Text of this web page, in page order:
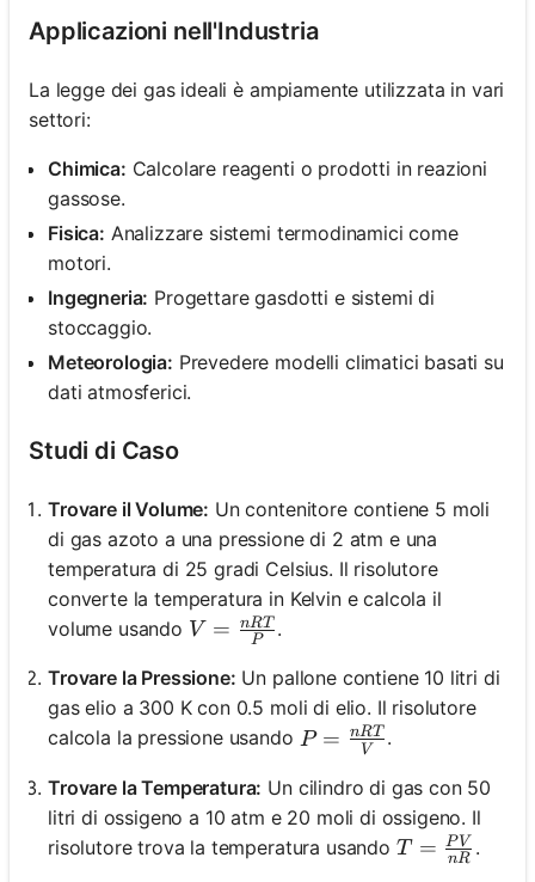
Applicazioni nell'Industria
La legge dei gas ideali è ampiamente utilizzata in vari
settori:
Chimica: Calcolare reagenti o prodotti in reazioni
gassose.
Fisica: Analizzare sistemi termodinamici come
motori.
Ingegneria: Progettare gasdotti e sistemi di
stoccaggio.
Meteorologia: Prevedere modelli climatici basati su
dati atmosferici.
Studi di Caso
Trovare il Volume: Un contenitore contiene 5 moli
di gas azoto a una pressione di 2 atm e una
temperatura di 25 gradi Celsius. Il risolutore
converte la temperatura in Kelvin e calcola il
volume usando V = \frac{nRT}{P}
V = P
nRT .
Trovare la Pressione: Un pallone contiene 10 litri di
gas elio a 300 K con 0.5 moli di elio. Il risolutore
calcola la pressione usando P = \frac{nRT}{V}
P = V
nRT .
Trovare la Temperatura: Un cilindro di gas con 50
litri di ossigeno a 10 atm e 20 moli di ossigeno. Il
risolutore trova la temperatura usando T =
T = nR
P V .